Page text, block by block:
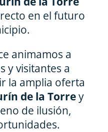
en el futuro
animamos a
y visitantes a
la amplia oferta
de la Torrey
de ilusión,